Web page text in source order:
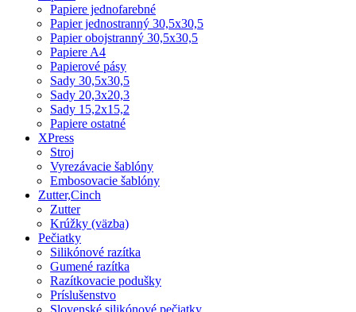
Papiere jednofarebné
Papier jednostranný 30,5x30,5
Papier obojstranný 30,5x30,5
Papiere A4
Papierové pásy
Sady 30,5x30,5
Sady 20,3x20,3
Sady 15,2x15,2
Papiere ostatné
XPress
Stroj
Vyrezávacie šablóny
Embosovacie šablóny
Zutter,Cinch
Zutter
Krúžky (väzba)
Pečiatky
Silikónové razítka
Gumené razítka
Razítkovacie podušky
Príslušenstvo
Slovenské silikónové pečiatky